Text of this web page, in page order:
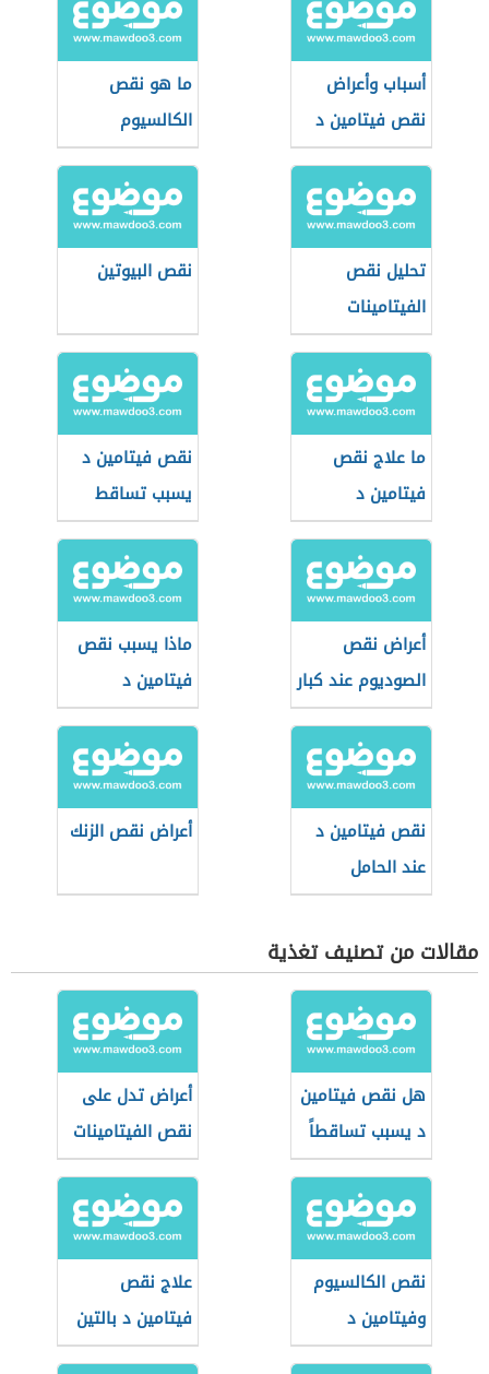
أسباب وأعراض
نقص فيتامين د
ما هو نقص
الكالسيوم
تحليل نقص
الفيتامينات
نقص البيوتين
ما علاج نقص
فيتامين د
نقص فيتامين د
يسبب تساقط
الشعر
أعراض نقص
الصوديوم عند كبار
السن
ماذا يسبب نقص
فيتامين د
نقص فيتامين د
عند الحامل
أعراض نقص الزنك
مقالات من تصنيف تغذية
هل نقص فيتامين
د يسبب تساقطاً
للشعر
أعراض تدل على
نقص الفيتامينات
في جسمك
نقص الكالسيوم
وفيتامين د
علاج نقص
فيتامين د بالتين